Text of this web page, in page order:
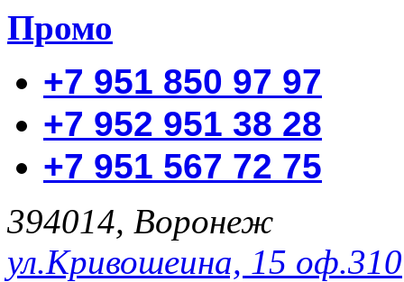
Промо
+7 951 850 97 97
+7 952 951 38 28
+7 951 567 72 75
394014, Воронеж
ул.Кривошеина, 15 оф.310